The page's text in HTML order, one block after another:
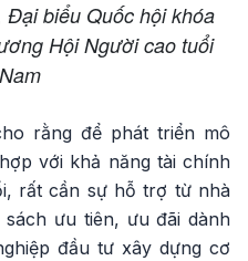
Đại biểu Quốc hội khóa
Hội Người cao tuổi
rằng để phát triển mô
với khả năng tài chính
rất cần sự hỗ trợ từ nhà
ưu tiên, ưu đãi dành
đầu tư xây dựng cơ